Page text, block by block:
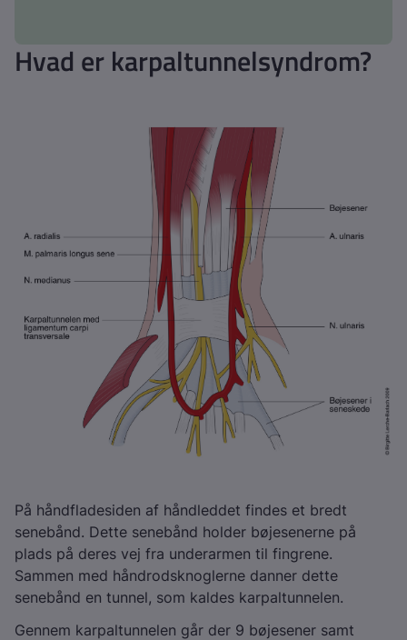
Hvad er karpaltunnelsyndrom?
På håndfladesiden af håndleddet findes et bredt
senebånd. Dette senebånd holder bøjesenerne på
plads på deres vej fra underarmen til fingrene.
Sammen med håndrodsknoglerne danner dette
senebånd en tunnel, som kaldes karpaltunnelen.
Gennem karpaltunnelen går der 9 bøjesener samt